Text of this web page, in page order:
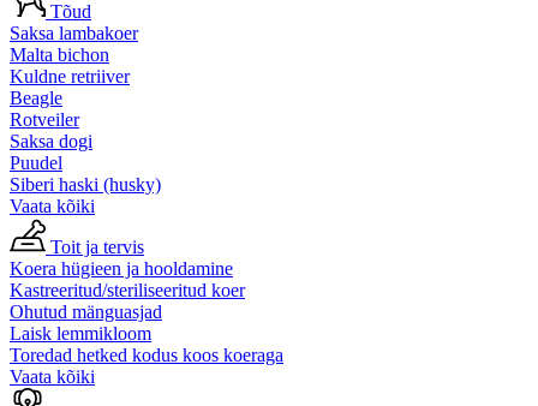
Tõud
Saksa lambakoer
Malta bichon
Kuldne retriiver
Beagle
Rotveiler
Saksa dogi
Puudel
Siberi haski (husky)
Vaata kõiki
Toit ja tervis
Koera hügieen ja hooldamine
Kastreeritud/steriliseeritud koer
Ohutud mänguasjad
Laisk lemmikloom
Toredad hetked kodus koos koeraga
Vaata kõiki